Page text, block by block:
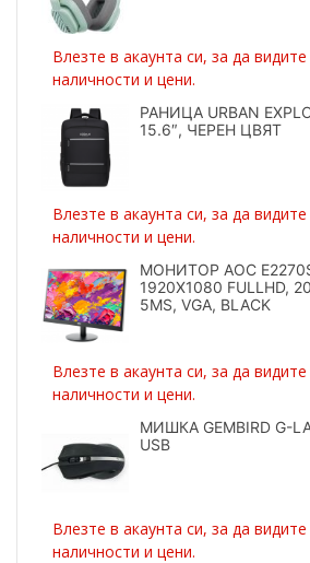
Влезте в акаунта си, за да
наличности и цени.
РАНИЦА URBAN
15.6″, ЧЕРЕН ЦВЯТ
Влезте в акаунта си, за да
наличности и цени.
МОНИТОР AOC
1920X1080 FULLHD,
5MS, VGA, BLACK
Влезте в акаунта си, за да
наличности и цени.
МИШКА GEMBIRD G-
USB
Влезте в акаунта си, за да
наличности и цени.